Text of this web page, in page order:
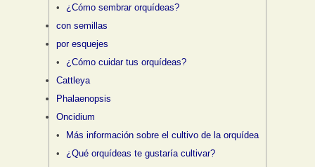
¿Cómo sembrar orquídeas?
con semillas
por esquejes
¿Cómo cuidar tus orquídeas?
Cattleya
Phalaenopsis
Oncidium
Más información sobre el cultivo de la orquídea
¿Qué orquídeas te gustaría cultivar?